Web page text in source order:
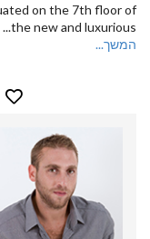
on the 7th floor of
the new and luxurious
...
המשך...